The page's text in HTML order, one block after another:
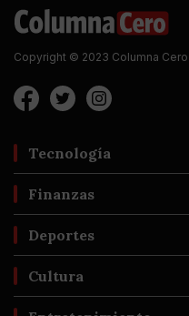
Copyright © 2023 Columna Cero
Tecnología
Finanzas
Deportes
Cultura